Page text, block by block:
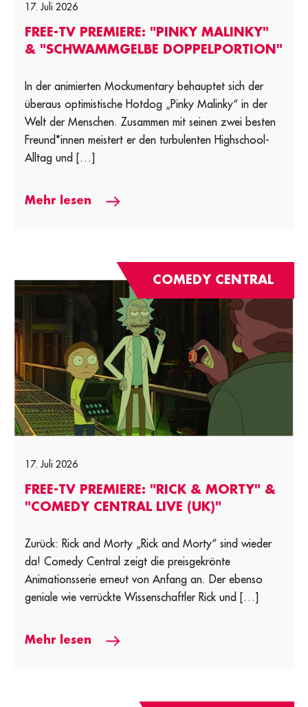
17. Juli 2026
FREE-TV PREMIERE: "PINKY MALINKY"
& "SCHWAMMGELBE DOPPELPORTION"
In der animierten Mockumentary behauptet sich der
überaus optimistische Hotdog „Pinky Malinky“ in der
Welt der Menschen. Zusammen mit seinen zwei besten
Freund*innen meistert er den turbulenten Highschool-
Alltag und […]
Mehr lesen
COMEDY CENTRAL
17. Juli 2026
FREE-TV PREMIERE: "RICK & MORTY" &
"COMEDY CENTRAL LIVE (UK)"
Zurück: Rick and Morty „Rick and Morty“ sind wieder
da! Comedy Central zeigt die preisgekrönte
Animationsserie erneut von Anfang an. Der ebenso
geniale wie verrückte Wissenschaftler Rick und […]
Mehr lesen